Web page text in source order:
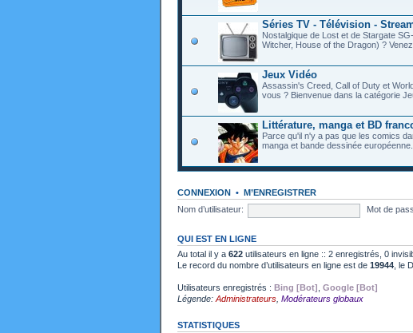
Séries TV - Télévision -
Nostalgique de Lost et de Stargate
Witcher, House of the Dragon) ?
Jeux Vidéo
Assassin's Creed, Call of Duty et
vous ? Bienvenue dans la catégorie
Littérature, manga et BD
Parce qu'il n'y a pas que les comics
manga et bande dessinée européenne.
CONNEXION • M’ENREGISTRER
Nom d’utilisateur:
Mot de
QUI EST EN LIGNE
Au total il y a 622 utilisateurs en ligne :: 2 enregistrés, 0
Le record du nombre d’utilisateurs en ligne est de 19944 , le
Utilisateurs enregistrés : Bing [Bot] Google [Bot]
Légende: Administrateurs Modérateurs globaux
STATISTIQUES